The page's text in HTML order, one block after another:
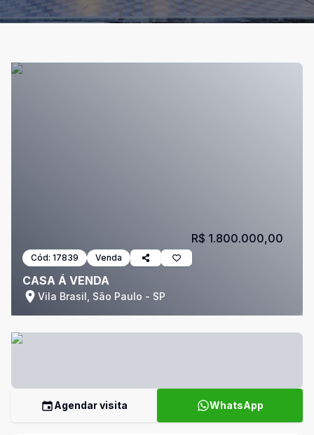
Cód: 17839 Venda
CASA Á VENDA
Vila Brasil, São Paulo - SP
R$ 1.800.000,00
Agendar visita WhatsApp